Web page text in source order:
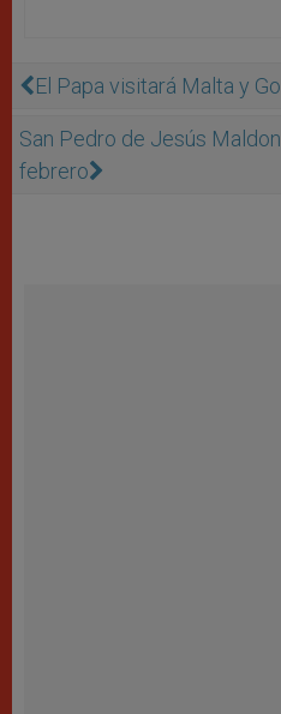
El Papa visitará Malta y
San Pedro de Jesús
febrero